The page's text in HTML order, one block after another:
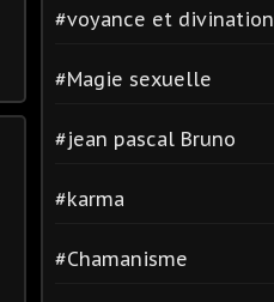
#voyance et divination
#Magie sexuelle
#jean pascal Bruno
#karma
#Chamanisme